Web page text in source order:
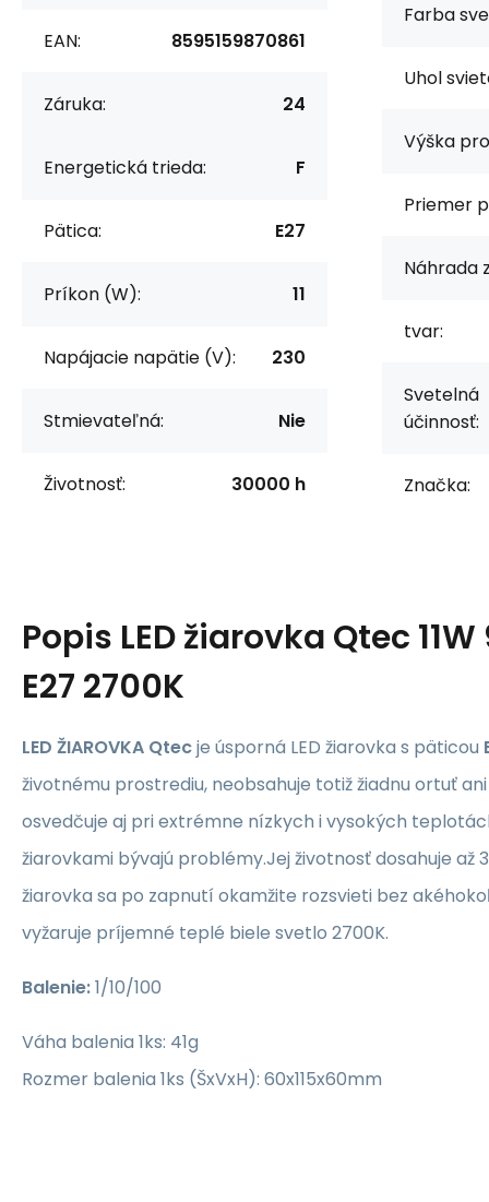
EAN: 8595159870861
Záruka: 24
Energetická trieda: F
Pätica: E27
Príkon (W): 11
Napájacie napätie (V): 230
Stmievateľná: Nie
Životnosť: 30000 h
Farba
Uhol
Výška
Priemer
Náhrada
tvar:
Svetelná
účinnosť:
Značka:
Popis LED žiarovka Qtec
E27 2700K
LED ŽIAROVKA Qtecje úsporná LED žiarovka s päticou
životnému prostrediu, neobsahuje totiž žiadnu ortuť
osvedčuje aj pri extrémne nízkych i vysokých
žiarovkami bývajú problémy.Jej životnosť dosahuje až
žiarovka sa po zapnutí okamžite rozsvieti bez
vyžaruje príjemné teplé biele svetlo 2700K.
Balenie:1/10/100
Váha balenia 1ks: 41g
Rozmer balenia 1ks (ŠxVxH): 60x115x60mm